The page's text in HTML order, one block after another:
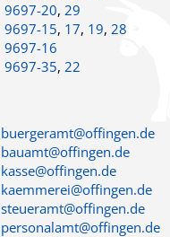
9697-20, 29
9697-15, 17, 19, 28
9697-16
9697-35, 22
buergeramt@offingen.de
bauamt@offingen.de
kasse@offingen.de
kaemmerei@offingen.de
steueramt@offingen.de
personalamt@offingen.de